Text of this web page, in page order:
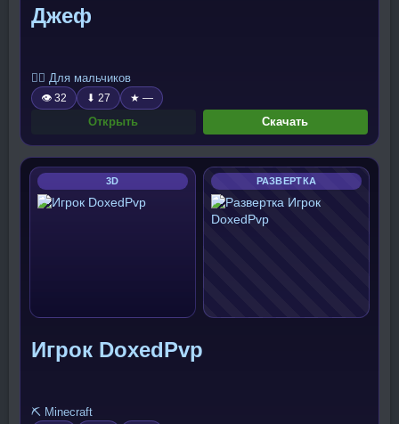
Джеф
🧍‍♂️ Для мальчиков
👁 32 ⬇ 27 ★ —
Открыть Скачать
3D РАЗВЕРТКА
Игрок DoxedPvp
⛏️ Minecraft